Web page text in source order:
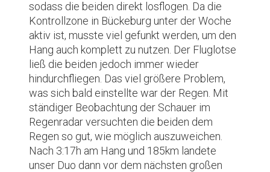
sodass die beiden direkt losflogen. Da die
Kontrollzone in Bückeburg unter der Woche
aktiv ist, musste viel gefunkt werden, um den
Hang auch komplett zu nutzen. Der Fluglotse
ließ die beiden jedoch immer wieder
hindurchfliegen. Das viel größere Problem,
was sich bald einstellte war der Regen. Mit
ständiger Beobachtung der Schauer im
Regenradar versuchten die beiden dem
Regen so gut, wie möglich auszuweichen.
Nach 3:17h am Hang und 185km landete
unser Duo dann vor dem nächsten großen